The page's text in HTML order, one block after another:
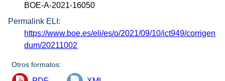
BOE-A-2021-16050
Permalink ELI:
https://www.boe.es/eli/es/o/2021/09/10/ict949/corrigen
dum/20211002
Otros formatos: